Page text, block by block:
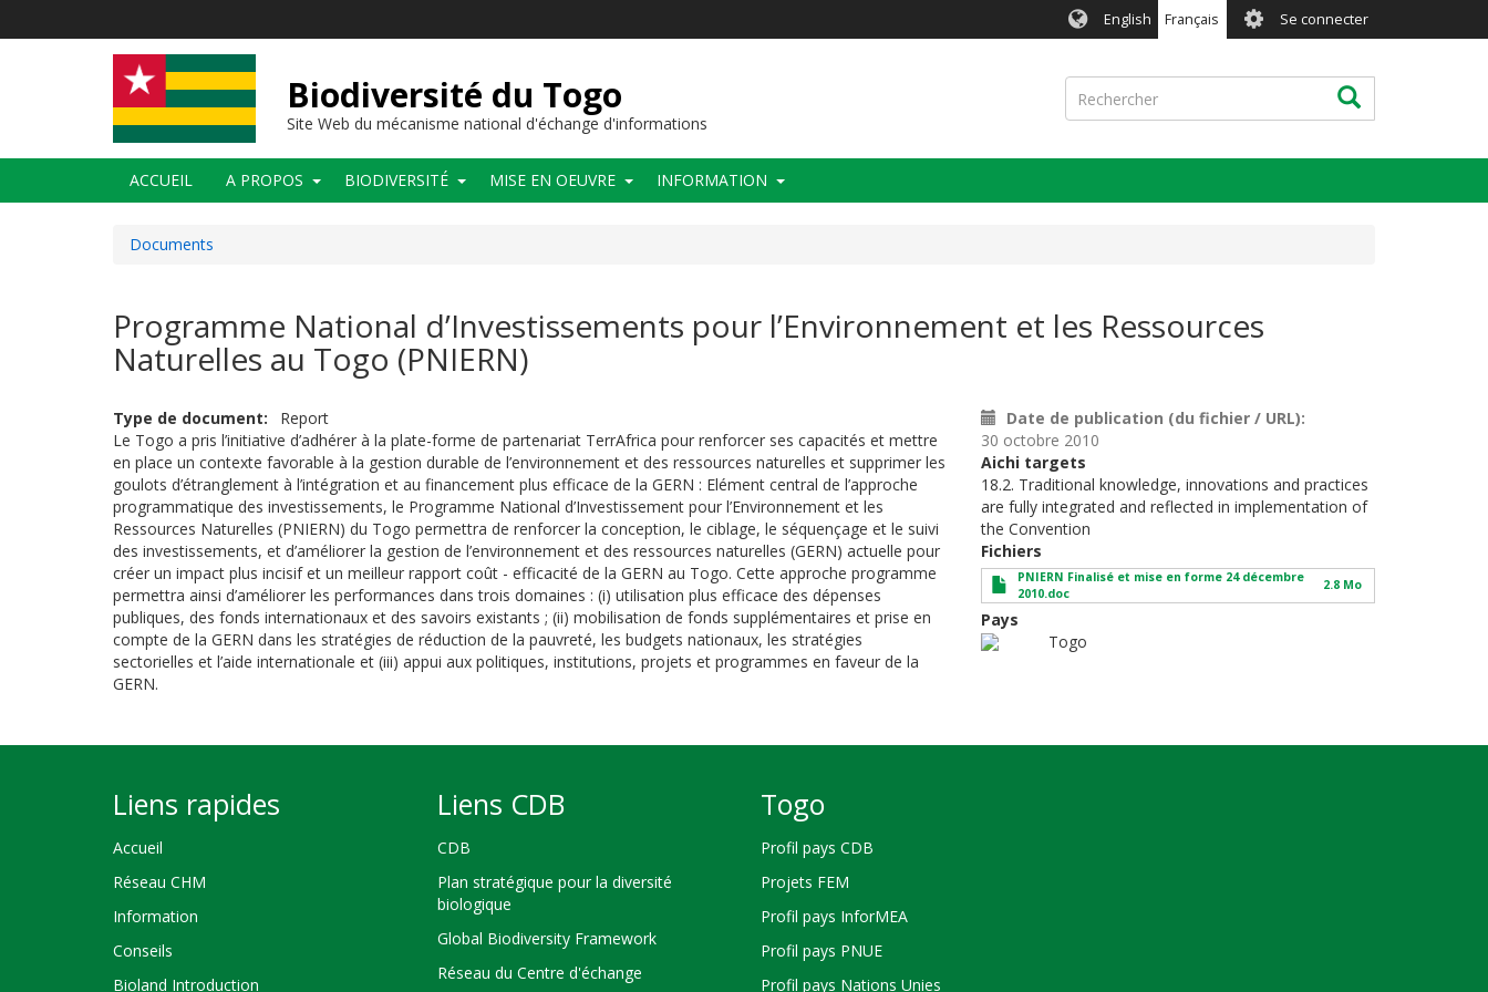
English Français User
account
menu
Se connecter
Biodiversité du Togo
Site Web du mécanisme national d'échange d'informations
Rechercher Rechercher
Main
navigation
ACCUEIL A PROPOS BIODIVERSITÉ MISE EN OEUVRE INFORMATION
Documents
Programme National d’Investissements pour l’Environnement et les Ressources
Naturelles au Togo (PNIERN)
Type de document
Report
Le Togo a pris l’initiative d’adhérer à la plate-forme de partenariat TerrAfrica pour renforcer ses capacités et mettre
en place un contexte favorable à la gestion durable de l’environnement et des ressources naturelles et supprimer les
goulots d’étranglement à l’intégration et au financement plus efficace de la GERN : Elément central de l’approche
programmatique des investissements, le Programme National d’Investissement pour l’Environnement et les
Ressources Naturelles (PNIERN) du Togo permettra de renforcer la conception, le ciblage, le séquençage et le suivi
des investissements, et d’améliorer la gestion de l’environnement et des ressources naturelles (GERN) actuelle pour
créer un impact plus incisif et un meilleur rapport coût - efficacité de la GERN au Togo. Cette approche programme
permettra ainsi d’améliorer les performances dans trois domaines : (i) utilisation plus efficace des dépenses
publiques, des fonds internationaux et des savoirs existants ; (ii) mobilisation de fonds supplémentaires et prise en
compte de la GERN dans les stratégies de réduction de la pauvreté, les budgets nationaux, les stratégies
sectorielles et l’aide internationale et (iii) appui aux politiques, institutions, projets et programmes en faveur de la
GERN.
Date de publication (du fichier / URL)
30 octobre 2010
Aichi targets
18.2. Traditional knowledge, innovations and practices
are fully integrated and reflected in implementation of
the Convention
Fichiers
PNIERN Finalisé et mise en forme 24 décembre
2010.doc
2.8 Mo
Pays
Togo
Liens rapides
Accueil
Réseau CHM
Information
Conseils
Bioland Introduction
Liens CDB
CDB
Plan stratégique pour la diversité
biologique
Global Biodiversity Framework
Réseau du Centre d'échange
Togo
Profil pays CDB
Projets FEM
Profil pays InforMEA
Profil pays PNUE
Profil pays Nations Unies